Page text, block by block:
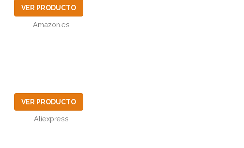
VER PRODUCTO
Amazon.es
VER PRODUCTO
Aliexpress